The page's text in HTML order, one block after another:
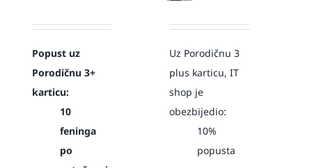
Popust uz
Porodičnu 3+
karticu:
10
feninga
po
Uz Porodičnu 3
plus karticu, IT
shop je
obezbijedio:
10%
popusta